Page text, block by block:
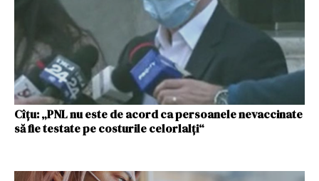
Cîţu: „PNL nu este de acord ca persoanele nevaccinate
să fie testate pe costurile celorlalţi“